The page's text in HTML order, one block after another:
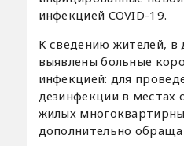
инфекцией COVID-19.
К сведению жителей, в
выявлены больные
инфекцией: для
дезинфекции в местах
жилых
дополнительно